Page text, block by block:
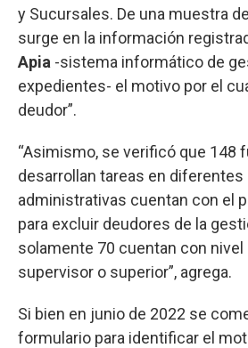
y Sucursales. De una muestra
surge en la información
Apia -sistema informático de
expedientes- el motivo por el
deudor”.
“Asimismo, se verificó que 148
desarrollan tareas en diferentes
administrativas cuentan con el
para excluir deudores de la
solamente 70 cuentan con nivel
supervisor o superior”, agrega.
Si bien en junio de 2022 se
formulario para identificar el